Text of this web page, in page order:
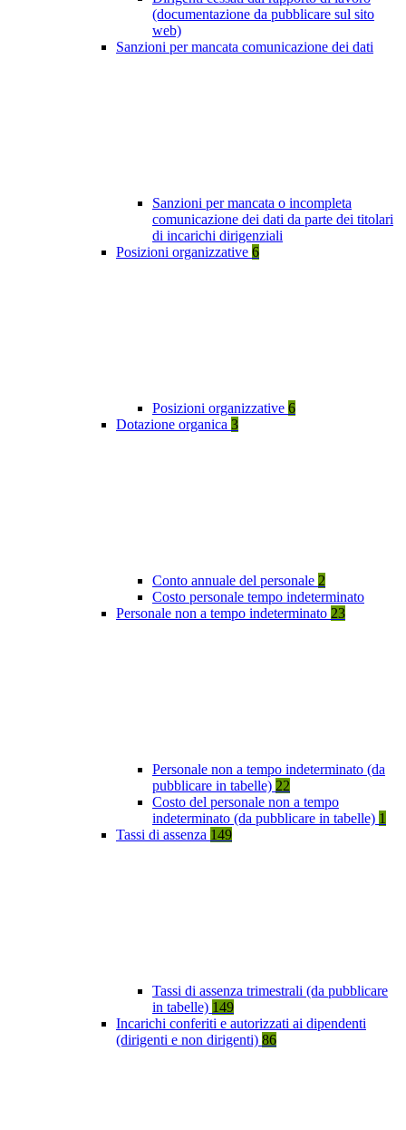
(documentazione da pubblicare sul sito
web)
Sanzioni per mancata comunicazione dei dati
Sanzioni per mancata o incompleta
comunicazione dei dati da parte dei titolari
di incarichi dirigenziali
Posizioni organizzative 6
Posizioni organizzative 6
Dotazione organica 3
Conto annuale del personale 2
Costo personale tempo indeterminato
Personale non a tempo indeterminato 23
Personale non a tempo indeterminato (da
pubblicare in tabelle) 22
Costo del personale non a tempo
indeterminato (da pubblicare in tabelle) 1
Tassi di assenza 149
Tassi di assenza trimestrali (da pubblicare
in tabelle) 149
Incarichi conferiti e autorizzati ai dipendenti
(dirigenti e non dirigenti) 86